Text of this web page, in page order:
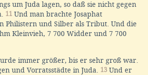
um Juda lagen, so daß sie nicht gegen
11 Und man brachte Josaphat
Philistern und Silber als Tribut. Und die
Kleinvieh, 7 700 Widder und 7 700
immer größer, bis er sehr groß war.
und Vorratsstädte in Juda. 13 Und er